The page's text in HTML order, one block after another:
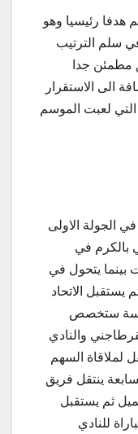
هدفا رئيسيا وهو
سلم الترتيب
مطمئن جدا
الى الاستقرار
التي لعبت الموسم
الجولة الاولى
بالكرم في
بينما يتحول في
يستقبل الاتحاد
ستخصص
والنادي
لملاقاة السهم
ينتقل فريق
ثم يستقبل
للنادي